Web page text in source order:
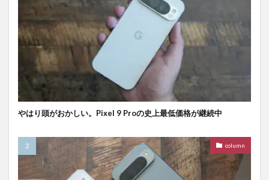
やはり頭がおかしい。Pixel 9 Proの史上最低価格が継続中
column